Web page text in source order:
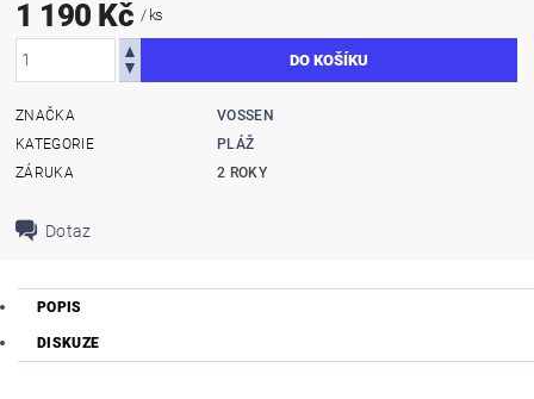
1 190 Kč / ks
ZNAČKA
VOSSEN
KATEGORIE
PLÁŽ
ZÁRUKA
2 ROKY
Dotaz
POPIS
DISKUZE